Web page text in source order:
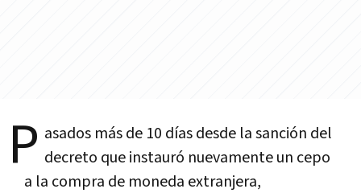
P asados más de 10 días desde la sanción del
decreto que instauró nuevamente un cepo
a la compra de moneda extranjera,